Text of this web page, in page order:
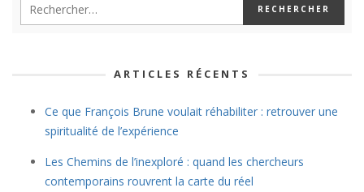
ARTICLES RÉCENTS
Ce que François Brune voulait réhabiliter : retrouver une
spiritualité de l’expérience
Les Chemins de l’inexploré : quand les chercheurs
contemporains rouvrent la carte du réel